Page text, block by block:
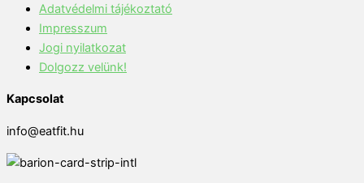
Adatvédelmi tájékoztató
Impresszum
Jogi nyilatkozat
Dolgozz velünk!
Kapcsolat
info@eatfit.hu